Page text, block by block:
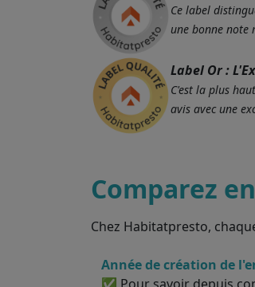
Ce label
une bonne note
Label Or :
C'est la plus
avis avec une
Comparez
Chez Habitatpresto,
Année de création de
✅ Pour savoir depuis